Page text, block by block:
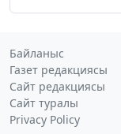
Байланыс
Газет редакциясы
Сайт редакциясы
Сайт туралы
Privacy Policy